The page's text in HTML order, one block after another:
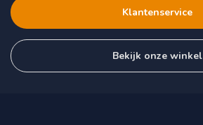
Klantenservice
Bekijk onze winkel